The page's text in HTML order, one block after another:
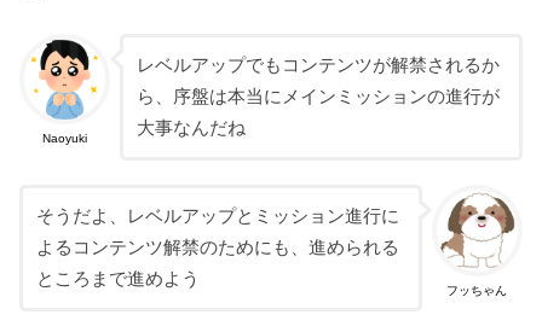
Naoyuki
レベルアップでもコンテンツが解禁されるか
ら、序盤は本当にメインミッションの進行が
大事なんだね
フッちゃん
そうだよ、レベルアップとミッション進行に
よるコンテンツ解禁のためにも、進められる
ところまで進めよう